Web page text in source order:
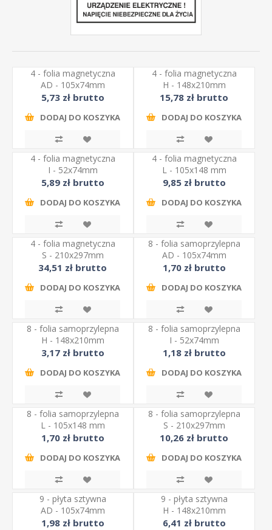
4 - folia magnetyczna
AD - 105x74mm
5,73 zł brutto
DODAJ DO KOSZYKA
4 - folia magnetyczna
H - 148x210mm
15,78 zł brutto
DODAJ DO KOSZYKA
4 - folia magnetyczna
I - 52x74mm
5,89 zł brutto
DODAJ DO KOSZYKA
4 - folia magnetyczna
L - 105x148 mm
9,85 zł brutto
DODAJ DO KOSZYKA
4 - folia magnetyczna
S - 210x297mm
34,51 zł brutto
DODAJ DO KOSZYKA
8 - folia samoprzylepna
AD - 105x74mm
1,70 zł brutto
DODAJ DO KOSZYKA
8 - folia samoprzylepna
H - 148x210mm
3,17 zł brutto
DODAJ DO KOSZYKA
8 - folia samoprzylepna
I - 52x74mm
1,18 zł brutto
DODAJ DO KOSZYKA
8 - folia samoprzylepna
L - 105x148 mm
1,70 zł brutto
DODAJ DO KOSZYKA
8 - folia samoprzylepna
S - 210x297mm
10,26 zł brutto
DODAJ DO KOSZYKA
9 - płyta sztywna
AD - 105x74mm
1,98 zł brutto
9 - płyta sztywna
H - 148x210mm
6,41 zł brutto